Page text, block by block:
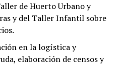
de Huerto Urbano y
y del Taller Infantil sobre
en la logística y
elaboración de censos y